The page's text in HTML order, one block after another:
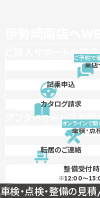
ご購入サポートお問
ご予約で
来
試乗申込
カタログ請求
アフターサービスお
オンラインで
車検･点
転居のご連絡
整備受付時
※12:00～
車検・点検・整備の見